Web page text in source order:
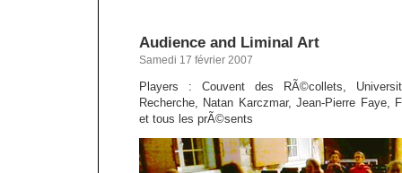
Audience and Liminal Art
Samedi 17 février 2007
Players : Couvent des RÃ©collets,
Recherche, Natan Karczmar, Jean-Pierre Faye,
et tous les prÃ©sents